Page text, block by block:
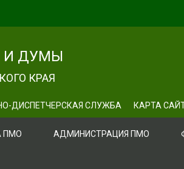
И ДУМЫ
КРАЯ
ДИСПЕТЧЕРСКАЯ СЛУЖБА КАРТА
ПМО АДМИНИСТРАЦИЯ ПМО